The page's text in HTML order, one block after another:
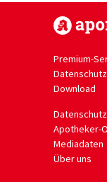
Premium-
Datenschutz
Download
Apotheker-
Mediadaten
Über uns